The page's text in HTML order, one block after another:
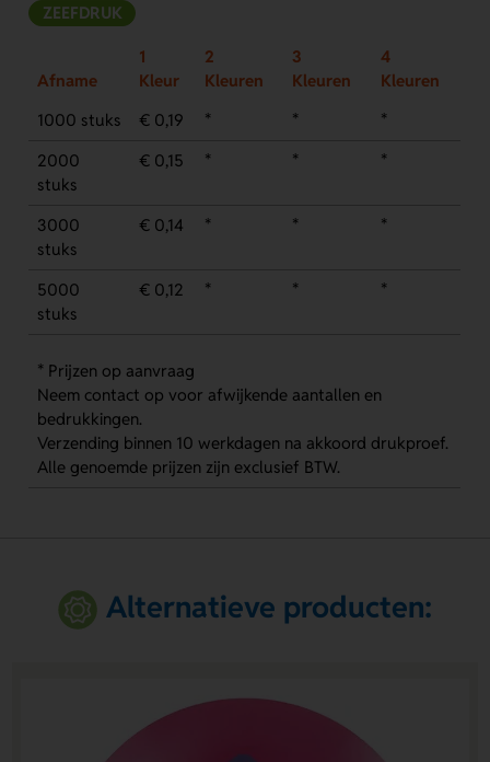
ZEEFDRUK
Afname
1
Kleur
2
Kleuren
3
Kleuren
4
Kleuren
1000 stuks
€ 0,19 * *
*
2000
stuks
€ 0,15 * * *
3000
stuks
€ 0,14 * * *
5000
stuks
€ 0,12 * * *
* Prijzen op aanvraag
Neem contact op voor afwijkende aantallen en
bedrukkingen.
Verzending binnen 10 werkdagen na akkoord drukproef.
Alle genoemde prijzen zijn exclusief BTW.
Alternatieve producten: